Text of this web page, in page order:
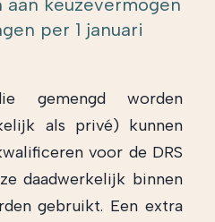
aan keuzevermogen
per 1 januari
gemengd worden
als privé) kunnen
voor de DRS
daadwerkelijk binnen
gebruikt. Een extra